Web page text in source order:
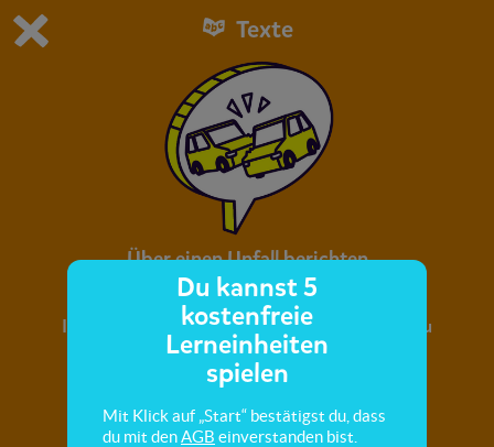
Du spielst die kostenfreie Testversion von scoyo.
Jetzt bestellen
0 1
Texte
Über einen Unfall berichten
In diesem Quiz lernst du, einen Unfallbericht zu
schreiben.
Du kannst 5
kostenfreie
Lerneinheiten
spielen
Mit Klick auf „Start“ bestätigst du, dass
du mit denAGB einverstanden bist.